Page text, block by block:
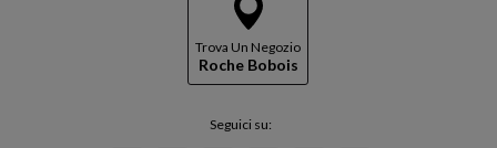
Trova Un Negozio
Roche Bobois
Seguici su: